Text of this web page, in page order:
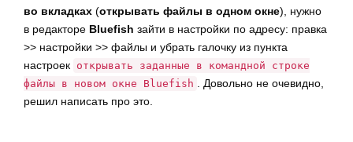
во вкладках (открывать файлы в одном окне), нужно
в редакторе Bluefish зайти в настройки по адресу: правка
>> настройки >> файлы и убрать галочку из пункта
настроек открывать заданные в командной строке
файлы в новом окне Bluefish
. Довольно не очевидно,
решил написать про это.